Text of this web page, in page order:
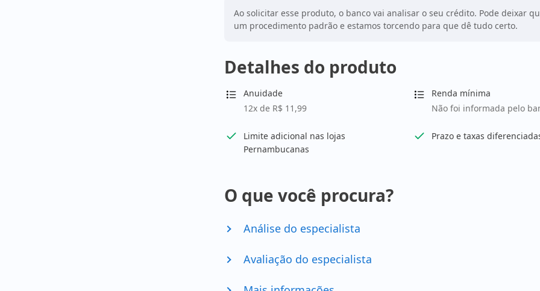
Estrelas
Ao solicitar esse produto, o banco vai analisar o seu crédito. Pode deixar
um procedimento padrão e estamos torcendo para que dê tudo certo.
Detalhes do produto
Anuidade
12x de R$ 11,99
Renda mínima
Não foi informada pelo
Limite adicional nas lojas
Pernambucanas
Prazo e taxas
O que você procura?
Análise do especialista
Avaliação do especialista